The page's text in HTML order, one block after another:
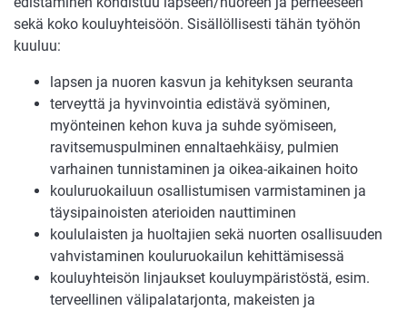
sekä koko kouluyhteisöön. Sisällöllisesti tähän työhön
kuuluu:
lapsen ja nuoren kasvun ja kehityksen seuranta
terveyttä ja hyvinvointia edistävä syöminen,
myönteinen kehon kuva ja suhde syömiseen,
ravitsemuspulminen ennaltaehkäisy, pulmien
varhainen tunnistaminen ja oikea-aikainen hoito
kouluruokailuun osallistumisen varmistaminen ja
täysipainoisten aterioiden nauttiminen
koululaisten ja huoltajien sekä nuorten osallisuuden
vahvistaminen kouluruokailun kehittämisessä
kouluyhteisön linjaukset kouluympäristöstä, esim.
terveellinen välipalatarjonta, makeisten ja